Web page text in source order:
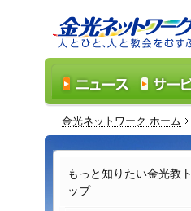
金光ネットワーク ホーム
もっと知りたい金光教ト
ップ